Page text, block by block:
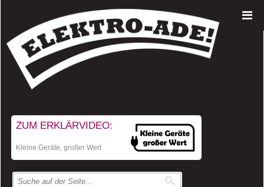
ZUM ERKLÄRVIDEO:
Kleine Geräte, großer Wert